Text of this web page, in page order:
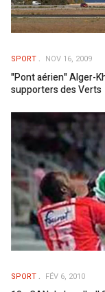
SPORT NOV 16, 2009
"Pont aérien" Alger-
supporters des Verts
SPORT FÉV 6, 2010